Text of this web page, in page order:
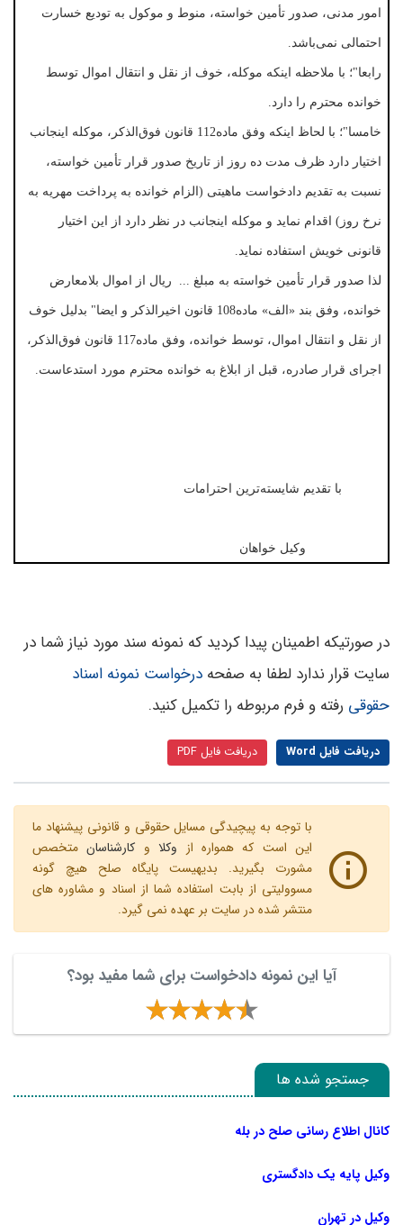
امور مدنی، صدور تأمین خواسته، منوط و موکول به تودیع خسارت
احتمالی نمی‌باشد.
رابعا"؛ با ملاحظه اینکه موکله، خوف از نقل و انتقال اموال توسط
خوانده محترم را دارد.
خامسا"؛ با لحاظ اینکه وفق ماده112 قانون فوق‌الذکر، موکله اینجانب
اختیار دارد ظرف مدت ده روز از تاریخ صدور قرار تأمین خواسته،
نسبت به تقدیم دادخواست ماهیتی (الزام خوانده به پرداخت مهریه به
نرخ روز) اقدام نماید و موکله اینجانب در نظر دارد از این اختیار
قانونی خویش استفاده نماید.
لذا صدور قرار تأمین خواسته به مبلغ ... ریال از اموال بلامعارض
خوانده، وفق بند «الف» ماده108 قانون اخیرالذکر و ایضا" بدلیل خوف
از نقل و انتقال اموال، توسط خوانده، وفق ماده117 قانون فوق‌الذکر،
اجرای قرار صادره، قبل از ابلاغ به خوانده محترم مورد استدعاست.
با تقدیم شایسته‌ترین احترامات
وکیل خواهان
در صورتیکه اطمینان پیدا کردید که نمونه سند مورد نیاز شما در
سایت قرار ندارد لطفا به صفحه درخواست نمونه اسناد
حقوقی رفته و فرم مربوطه را تکمیل کنید.
دریافت فایل Word دریافت فایل PDF
با توجه به پیچیدگی مسایل حقوقی و قانونی پیشنهاد ما
این است که همواره از وکلاو کارشناسانمتخصص
مشورت بگیرید. بدیهیست پایگاه صلح هیچ گونه
مسوولیتی از بابت استفاده شما از اسناد و مشاوره های
منتشر شده در سایت بر عهده نمی گیرد.
آیا این نمونه دادخواست برای شما مفید بود؟
جستجو شده ها
کانال اطلاع رسانی صلح در بله
وکیل پایه یک دادگستری
وکیل در تهران